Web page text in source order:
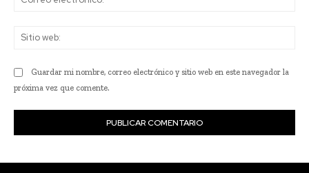
Guardar mi nombre, correo electrónico y sitio web en este navegador la
próxima vez que comente.